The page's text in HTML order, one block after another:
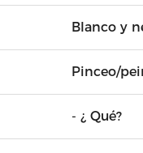
Blanco y
Pinceo/
- ¿ Qué?